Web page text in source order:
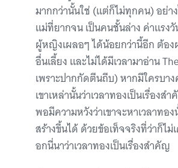
มากกว่านั้นใช่ (แต่ก็ไม่ทุกคน) อย่า
แม่ที่ยากจน เป็นคนชั้นล่าง ค่าแรง
ผู้หญิงเผลอๆ ได้น้อยกว่านี้อีก ต้อ
อื่นเลี้ยง และไม่ได้มีเวลามาอ่าน
เพราะปากกัดตีนถีบ) หากมีใครบา
เขาเหล่านั้นว่าเวลาทองเป็นเรื่องส
พอมีความหวังว่าเขาจะหาเวลาทอ
สร้างขึ้นได้ ด้วยข้อเท็จจริงที่ว่าก็ไม่
อกนี่นาว่าเวลาทองเป็นเรื่องสำคัญ